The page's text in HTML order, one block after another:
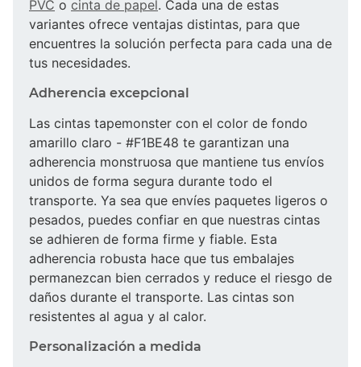
PVC o cinta de papel. Cada una de estas
variantes ofrece ventajas distintas, para que
encuentres la solución perfecta para cada una de
tus necesidades.
Adherencia excepcional
Las cintas tapemonster con el color de fondo
amarillo claro - #F1BE48 te garantizan una
adherencia monstruosa que mantiene tus envíos
unidos de forma segura durante todo el
transporte. Ya sea que envíes paquetes ligeros o
pesados, puedes confiar en que nuestras cintas
se adhieren de forma firme y fiable. Esta
adherencia robusta hace que tus embalajes
permanezcan bien cerrados y reduce el riesgo de
daños durante el transporte. Las cintas son
resistentes al agua y al calor.
Personalización a medida